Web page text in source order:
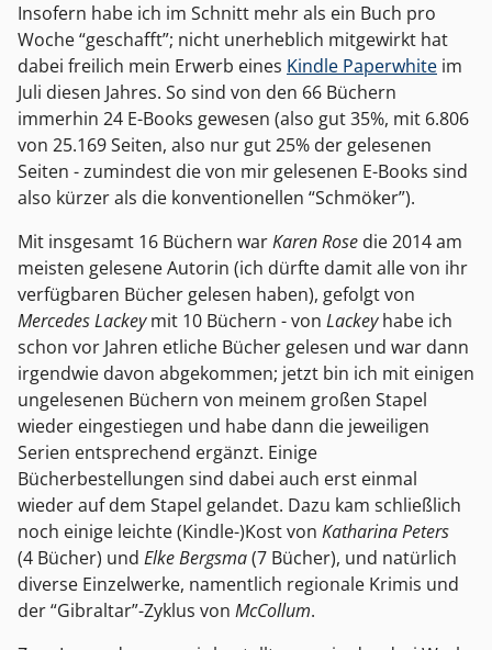
Insofern habe ich im Schnitt mehr als ein Buch pro
Woche “geschafft”; nicht unerheblich mitgewirkt hat
dabei freilich mein Erwerb eines Kindle Paperwhite im
Juli diesen Jahres. So sind von den 66 Büchern
immerhin 24 E-Books gewesen (also gut 35%, mit 6.806
von 25.169 Seiten, also nur gut 25% der gelesenen
Seiten - zumindest die von mir gelesenen E-Books sind
also kürzer als die konventionellen “Schmöker”).
Mit insgesamt 16 Büchern warKaren Rose die 2014 am
meisten gelesene Autorin (ich dürfte damit alle von ihr
verfügbaren Bücher gelesen haben), gefolgt von
Mercedes Lackeymit 10 Büchern - von Lackeyhabe ich
schon vor Jahren etliche Bücher gelesen und war dann
irgendwie davon abgekommen; jetzt bin ich mit einigen
ungelesenen Büchern von meinem großen Stapel
wieder eingestiegen und habe dann die jeweiligen
Serien entsprechend ergänzt. Einige
Bücherbestellungen sind dabei auch erst einmal
wieder auf dem Stapel gelandet. Dazu kam schließlich
noch einige leichte (Kindle-)Kost von Katharina Peters
(4 Bücher) und Elke Bergsma(7 Bücher), und natürlich
diverse Einzelwerke, namentlich regionale Krimis und
der “Gibraltar”-Zyklus von McCollum.